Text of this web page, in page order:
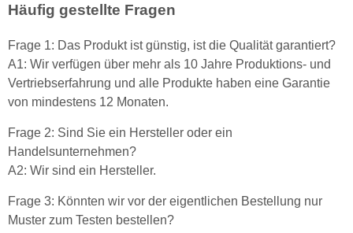
Häufig gestellte Fragen
Frage 1: Das Produkt ist günstig, ist die Qualität garantiert?
A1: Wir verfügen über mehr als 10 Jahre Produktions- und
Vertriebserfahrung und alle Produkte haben eine Garantie
von mindestens 12 Monaten.
Frage 2: Sind Sie ein Hersteller oder ein
Handelsunternehmen?
A2: Wir sind ein Hersteller.
Frage 3: Könnten wir vor der eigentlichen Bestellung nur
Muster zum Testen bestellen?